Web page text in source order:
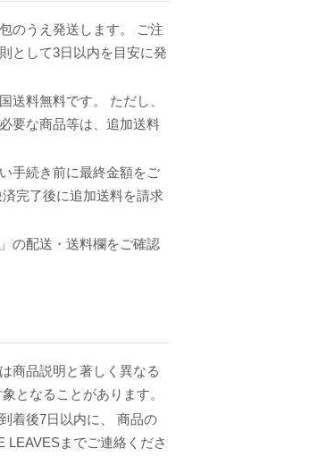
のうえ発送します。 ご注
として3日以内を目安に発
送料無料です。 ただし、
要な商品等は、追加送料
手続き前に最終金額をご
完了後に追加送料を請求
の配送・送料欄をご確認
商品説明と著しく異なる
となることがあります。
着後7日以内に、 商品の
LEAVESまでご連絡くださ